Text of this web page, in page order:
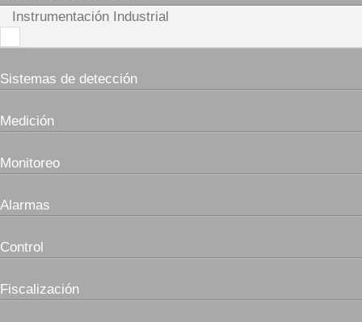
Instrumentación Industrial
Sistemas de detección
Medición
Monitoreo
Alarmas
Control
Fiscalización